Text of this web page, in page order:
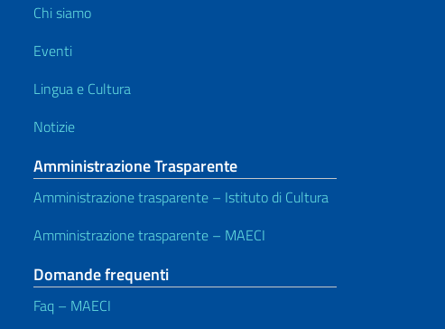
Chi siamo
Eventi
Lingua e Cultura
Notizie
Amministrazione Trasparente
Amministrazione trasparente – Istituto di Cultura
Amministrazione trasparente – MAECI
Domande frequenti
Faq – MAECI